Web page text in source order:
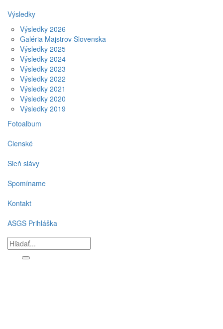
Výsledky
Výsledky 2026
Galéria Majstrov Slovenska
Výsledky 2025
Výsledky 2024
Výsledky 2023
Výsledky 2022
Výsledky 2021
Výsledky 2020
Výsledky 2019
Fotoalbum
Členské
Sieň slávy
Spomíname
Kontakt
ASGS Prihláška